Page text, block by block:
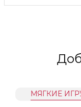
МЯГКИЕ